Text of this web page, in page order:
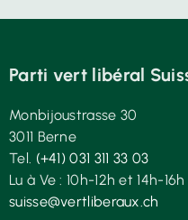
Parti vert libéral
Monbijoustrasse 30
3011 Berne
Tel. (+41) 031 311 33 03
Lu à Ve : 10h-12h et 14h-16h
suisse@vertliberaux.ch